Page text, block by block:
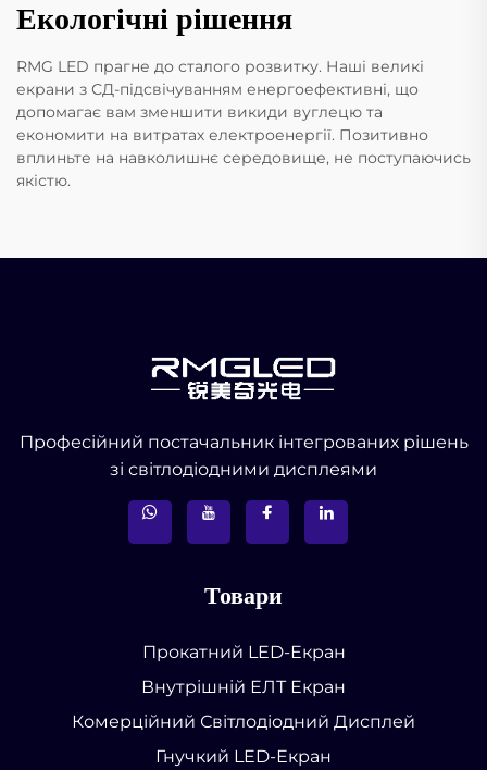
Екологічні рішення
RMG LED прагне до сталого розвитку. Наші великі
екрани з СД-підсвічуванням енергоефективні, що
допомагає вам зменшити викиди вуглецю та
економити на витратах електроенергії. Позитивно
вплиньте на навколишнє середовище, не поступаючись
якістю.
Професійний постачальник інтегрованих рішень
зі світлодіодними дисплеями
Товари
Прокатний LED-Екран
Внутрішній ЕЛТ Екран
Комерційний Світлодіодний Дисплей
Гнучкий LED-Екран